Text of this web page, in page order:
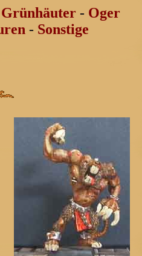
Grünhäuter- Oger
- Sonstige